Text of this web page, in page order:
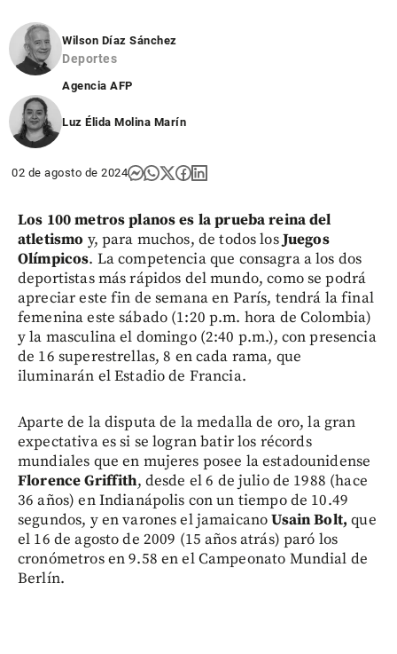
Wilson Díaz Sánchez
Deportes
Agencia AFP
Luz Élida Molina Marín
02 de agosto de 2024
Los 100 metros planos es la prueba reina del
atletismo y, para muchos, de todos losJuegos
Olímpicos. La competencia que consagra a los dos
deportistas más rápidos del mundo, como se podrá
apreciar este fin de semana en París, tendrá la final
femenina este sábado (1:20 p.m. hora de Colombia)
y la masculina el domingo (2:40 p.m.), con presencia
de 16 superestrellas, 8 en cada rama, que
iluminarán el Estadio de Francia.
Aparte de la disputa de la medalla de oro, la gran
expectativa es si se logran batir los récords
mundiales que en mujeres posee la estadounidense
Florence Griffith, desde el 6 de julio de 1988 (hace
36 años) en Indianápolis con un tiempo de 10.49
segundos, y en varones el jamaicanoUsain Bolt, que
el 16 de agosto de 2009 (15 años atrás) paró los
cronómetros en 9.58 en el Campeonato Mundial de
Berlín.